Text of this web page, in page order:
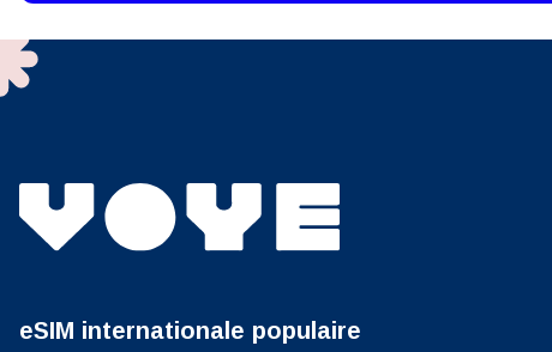
eSIM internationale populaire